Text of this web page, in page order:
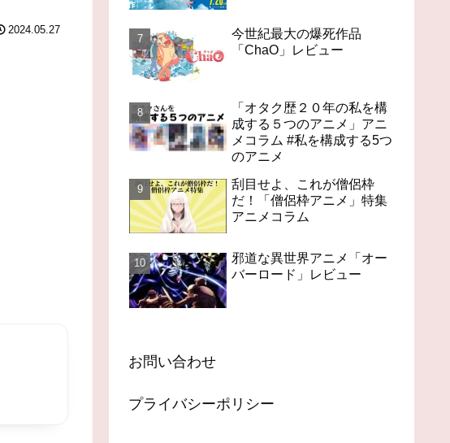
2024.05.27
今世紀最大の爆死作品
「ChaO」レビュー
「オタク歴２０年の私を構
成する５つのアニメ」アニ
メコラム #私を構成する5つ
のアニメ
刮目せよ、これが僧侶枠
だ！「僧侶枠アニメ」特集
アニメコラム
邪道な異世界アニメ「オー
バーロード」レビュー
お問い合わせ
プライバシーポリシー